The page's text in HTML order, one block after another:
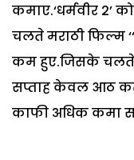
कमाए.‘धर्मवीर 2’
चलते मराठी फिल्म
कम हुए.जिसके चलते
सप्ताह केवल आठ
काफी अधिक कमा